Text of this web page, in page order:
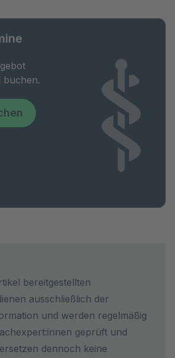
buchen.
bereitgestellten
ausschließlich der
und werden regelmäßig
geprüft und
dennoch keine